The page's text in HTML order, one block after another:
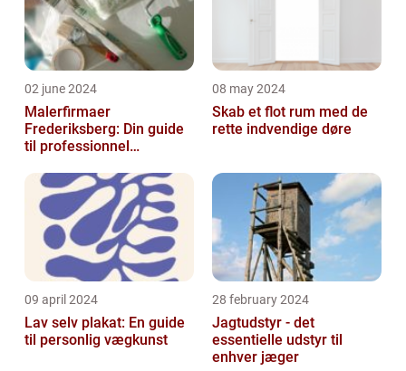
02 june 2024
Malerfirmaer
Frederiksberg: Din guide
til professionnel
08 may 2024
Skab et flot rum med de
rette indvendige døre
09 april 2024
Lav selv plakat: En guide
til personlig vægkunst
28 february 2024
Jagtudstyr - det
essentielle udstyr til
enhver jæger